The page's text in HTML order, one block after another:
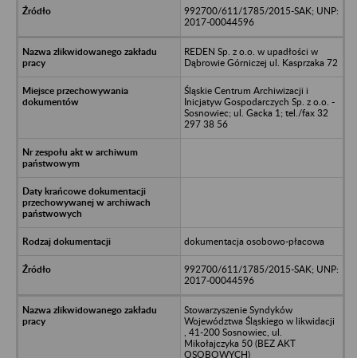
992700/611/1785/2015-SAK; UNP:
2017-00044596
REDEN Sp. z o.o. w upadłości w
Dąbrowie Górniczej ul. Kasprzaka 72
Śląskie Centrum Archiwizacji i
Inicjatyw Gospodarczych Sp. z o.o. -
Sosnowiec; ul. Gacka 1; tel./fax 32
297 38 56
dokumentacja osobowo-płacowa
992700/611/1785/2015-SAK; UNP:
2017-00044596
Stowarzyszenie Syndyków
Województwa Śląskiego w likwidacji
, 41-200 Sosnowiec, ul.
Mikołajczyka 50 (BEZ AKT
OSOBOWYCH)